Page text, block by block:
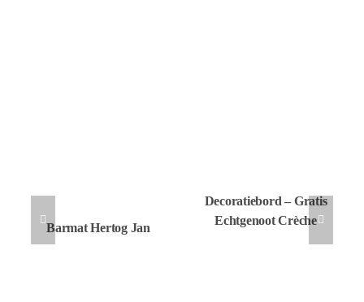
Barmat Hertog Jan
Decoratiebord – Gratis
Echtgenoot Crèche